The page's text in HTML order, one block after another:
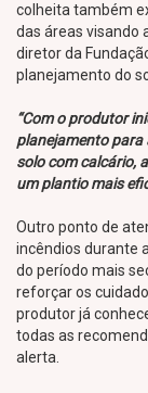
colheita também
das áreas visando
diretor da
planejamento do
“Com o produtor
planejamento para
solo com calcário,
um plantio mais
Outro ponto de
incêndios durante
do período mais
reforçar os
produtor já
todas as
alerta.